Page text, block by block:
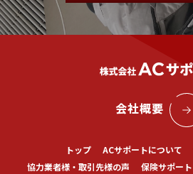
会社概要
トップ ACサポートについて
協力業者様・取引先様の声
保険サポート